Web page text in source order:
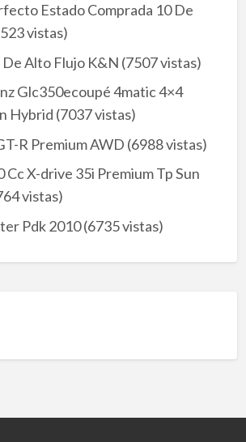
Estado Comprada 10 De
vistas)
Alto Flujo K&N (7507 vistas)
Glc350ecoupé 4matic 4×4
Hybrid (7037 vistas)
R Premium AWD (6988 vistas)
Cc X-drive 35i Premium Tp Sun
vistas)
Pdk 2010(6735 vistas)